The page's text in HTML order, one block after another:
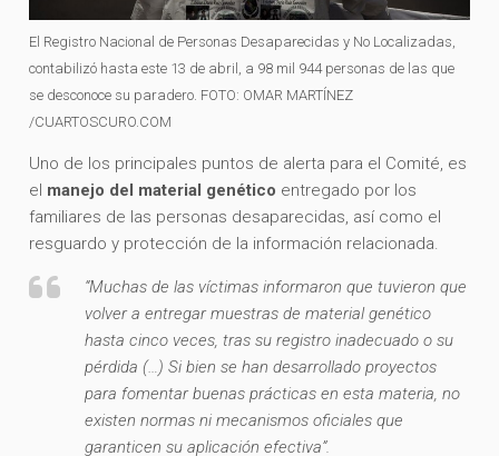
El Registro Nacional de Personas Desaparecidas y No Localizadas,
contabilizó hasta este 13 de abril, a 98 mil 944 personas de las que
se desconoce su paradero. FOTO: OMAR MARTÍNEZ
/CUARTOSCURO.COM
Uno de los principales puntos de alerta para el Comité, es
el manejo del material genético entregado por los
familiares de las personas desaparecidas, así como el
resguardo y protección de la información relacionada.
“Muchas de las víctimas informaron que tuvieron que
volver a entregar muestras de material genético
hasta cinco veces, tras su registro inadecuado o su
pérdida (…) Si bien se han desarrollado proyectos
para fomentar buenas prácticas en esta materia, no
existen normas ni mecanismos oficiales que
garanticen su aplicación efectiva”.